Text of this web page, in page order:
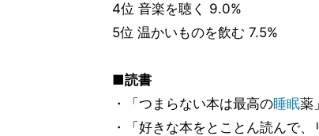
4位 音楽を聴く 9.0%
5位 温かいものを飲む 7.5%
■読書
・「つまらない本は最高の睡眠薬
・「好きな本をとことん読んで